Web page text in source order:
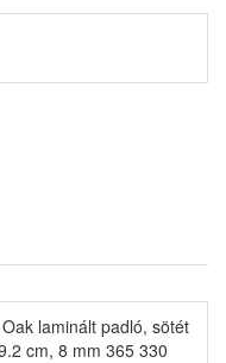
laminált padló, sötét
cm, 8 mm 365 330